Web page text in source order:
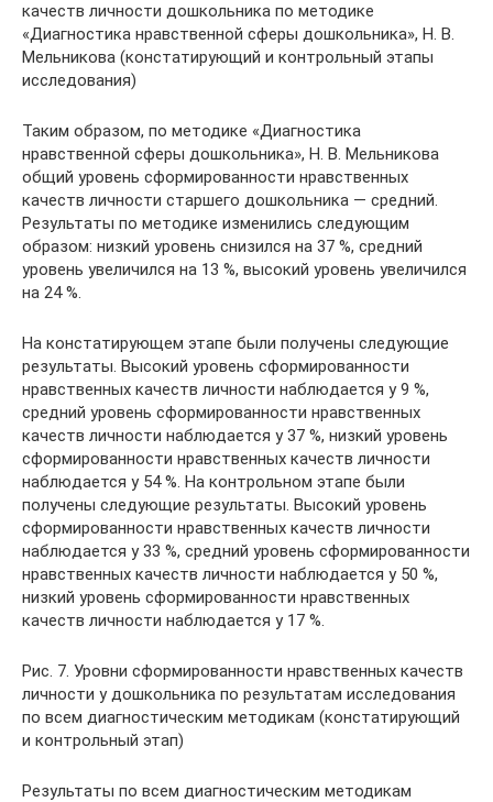
качеств личности дошкольника по методике
«Диагностика нравственной сферы дошкольника», Н. В.
Мельникова (констатирующий и контрольный этапы
исследования)
Таким образом, по методике «Диагностика
нравственной сферы дошкольника», Н. В. Мельникова
общий уровень сформированности нравственных
качеств личности старшего дошкольника — средний.
Результаты по методике изменились следующим
образом: низкий уровень снизился на 37 %, средний
уровень увеличился на 13 %, высокий уровень увеличился
на 24 %.
На констатирующем этапе были получены следующие
результаты. Высокий уровень сформированности
нравственных качеств личности наблюдается у 9 %,
средний уровень сформированности нравственных
качеств личности наблюдается у 37 %, низкий уровень
сформированности нравственных качеств личности
наблюдается у 54 %. На контрольном этапе были
получены следующие результаты. Высокий уровень
сформированности нравственных качеств личности
наблюдается у 33 %, средний уровень сформированности
нравственных качеств личности наблюдается у 50 %,
низкий уровень сформированности нравственных
качеств личности наблюдается у 17 %.
Рис. 7. Уровни сформированности нравственных качеств
личности у дошкольника по результатам исследования
по всем диагностическим методикам (констатирующий
и контрольный этап)
Результаты по всем диагностическим методикам